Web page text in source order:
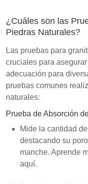
¿Cuáles son las
Piedras Naturales?
Las pruebas para
cruciales para
adecuación para
pruebas comunes
naturales:
Prueba de Absorción
Mide la cantidad
destacando su
manche. Aprende
aquí.